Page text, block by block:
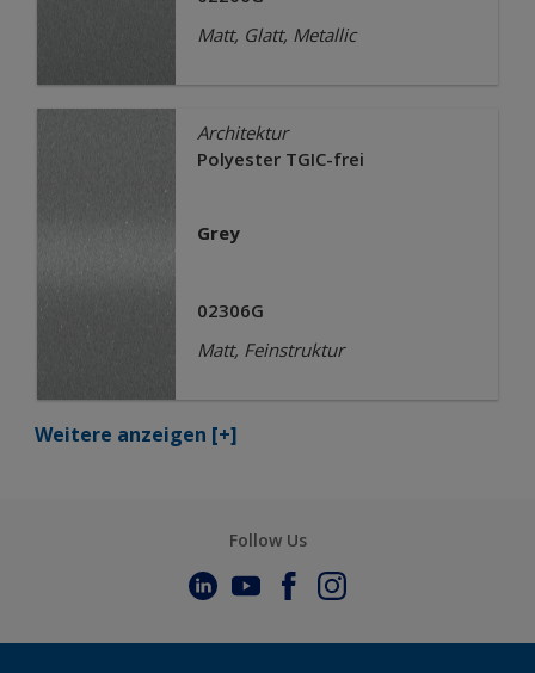
Matt, Glatt, Metallic
Architektur
Polyester TGIC-frei
Grey
02306G
Matt, Feinstruktur
Weitere anzeigen [+]
Follow Us